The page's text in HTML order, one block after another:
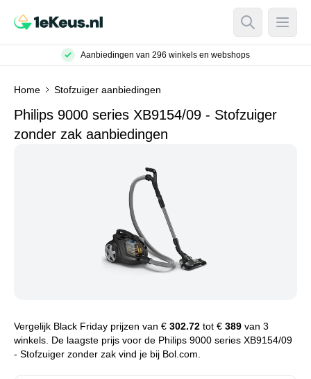
Open Open
Aanbiedingen van 296 winkels en webshops
Home Stofzuiger aanbiedingen
Philips 9000 series XB9154/09 - Stofzuiger
zonder zak aanbiedingen
Vergelijk Black Friday prijzen van € 302.72 tot € 389 van 3
winkels. De laagste prijs voor de Philips 9000 series XB9154/09
- Stofzuiger zonder zak vind je bij Bol.com.